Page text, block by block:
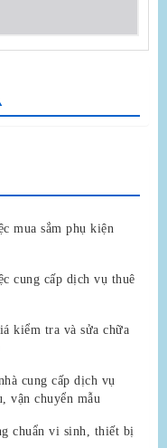
mua sắm phụ kiện
cung cấp dịch vụ thuê
kiểm tra và sửa chữa
cung cấp dịch vụ
vận chuyển mẫu
chuẩn vi sinh, thiết bị